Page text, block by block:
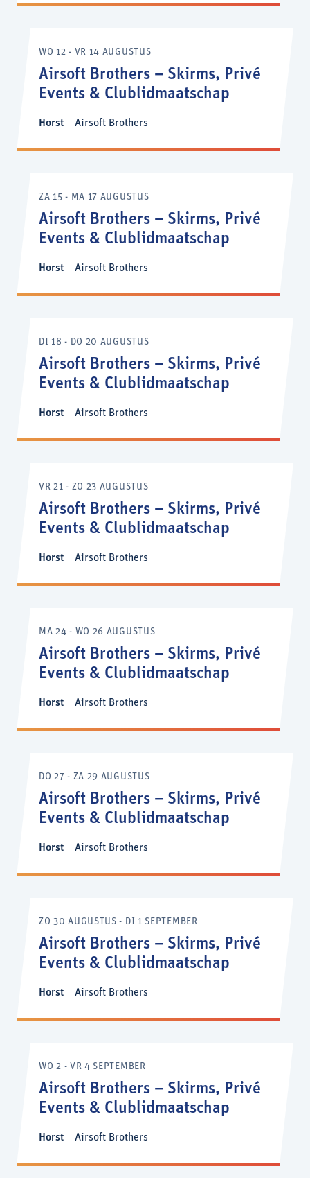
WO 12 - VR 14 AUGUSTUS
Airsoft Brothers – Skirms, Privé
Events & Clublidmaatschap
Horst Airsoft Brothers
ZA 15 - MA 17 AUGUSTUS
Airsoft Brothers – Skirms, Privé
Events & Clublidmaatschap
Horst Airsoft Brothers
DI 18 - DO 20 AUGUSTUS
Airsoft Brothers – Skirms, Privé
Events & Clublidmaatschap
Horst Airsoft Brothers
VR 21 - ZO 23 AUGUSTUS
Airsoft Brothers – Skirms, Privé
Events & Clublidmaatschap
Horst Airsoft Brothers
MA 24 - WO 26 AUGUSTUS
Airsoft Brothers – Skirms, Privé
Events & Clublidmaatschap
Horst Airsoft Brothers
DO 27 - ZA 29 AUGUSTUS
Airsoft Brothers – Skirms, Privé
Events & Clublidmaatschap
Horst Airsoft Brothers
ZO 30 AUGUSTUS - DI 1 SEPTEMBER
Airsoft Brothers – Skirms, Privé
Events & Clublidmaatschap
Horst Airsoft Brothers
WO 2 - VR 4 SEPTEMBER
Airsoft Brothers – Skirms, Privé
Events & Clublidmaatschap
Horst Airsoft Brothers